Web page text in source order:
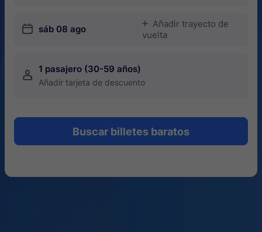
󱎗 sáb 08 ago
󱅇
Añadir trayecto de
vuelta
󱍂 1 pasajero (30-59 años)
Añadir tarjeta de descuento
Buscar billetes baratos